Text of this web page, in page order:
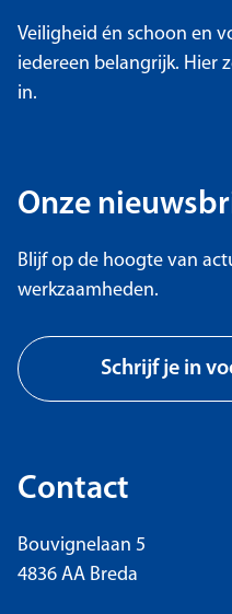
Veiligheid én schoon en
iedereen belangrijk. Hier
in.
Onze
Blijf op de hoogte van
werkzaamheden.
Schrijf je in
Contact
Bouvignelaan 5
4836 AA Breda